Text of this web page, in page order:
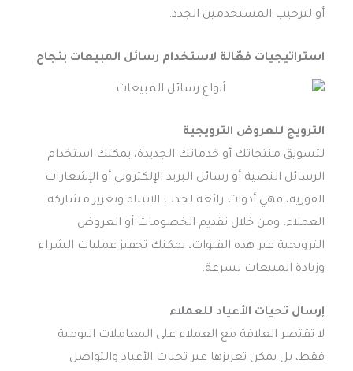
أو لترحيب المستخدمين الجدد.
استراتيجيات فعّالة لاستخدام رسائل المبيعات بنجاح
الترويج للعروض الترويجية
لتسويق منتجاتك أو خدماتك الجديدة، يمكنك استخدام
الرسائل النصية أو رسائل البريد الإلكتروني أو الإشعارات
الفورية، فهي أدوات رائعة لجذب الانتباه وتعزيز مشاركة
العملاء، ومن خلال تقديم الخصومات أو العروض
الترويجية عبر هذه القنوات، يمكنك تحفيز عمليات الشراء
وزيادة المبيعات بسرعة.
إرسال تحيات الأعياد للعملاء
لا تقتصر العلاقة مع العملاء على المعاملات اليومية
فقط، بل يمكن تعزيزها عبر تحيات الأعياد والتواصل